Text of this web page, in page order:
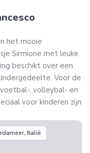
het mooie
Sirmione met leuke
beschikt over een
Voor de
, volleybal- en
voor kinderen zijn
Italië